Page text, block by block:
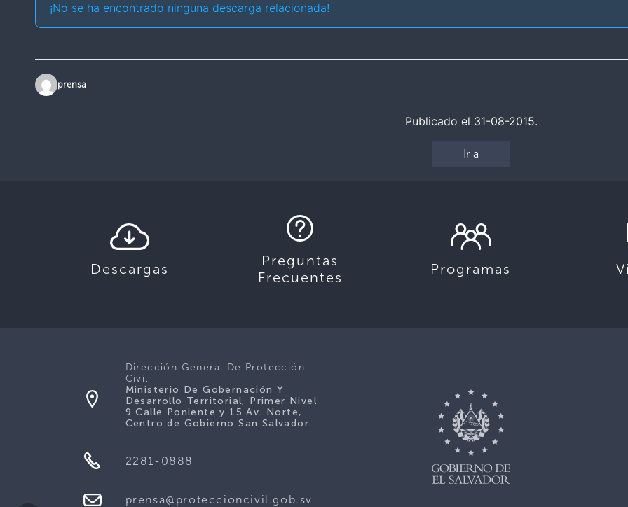
¡No se ha encontrado ninguna descarga relacionada!
prensa
Publicado el 31-08-2015.
Ir a
Descargas
Preguntas
Frecuentes
Programas
Dirección General De Protección
Civil
Ministerio De Gobernación Y
Desarrollo Territorial, Primer Nivel
9 Calle Poniente y 15 Av. Norte,
Centro de Gobierno San Salvador.
2281-0888
prensa@proteccioncivil.gob.sv